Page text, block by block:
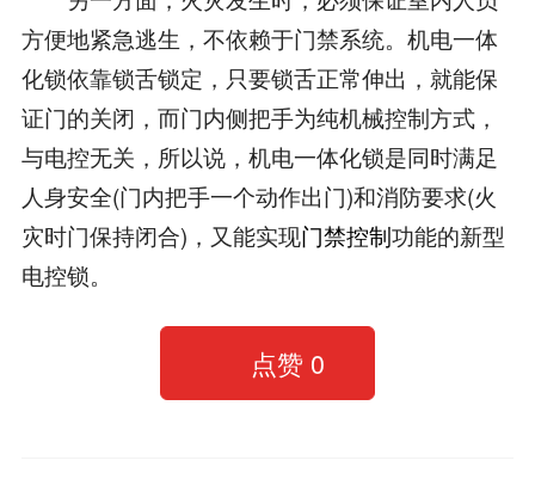
方便地紧急逃生，不依赖于门禁系统。机电一体
化锁依靠锁舌锁定，只要锁舌正常伸出，就能保
证门的关闭，而门内侧把手为纯机械控制方式，
与电控无关，所以说，机电一体化锁是同时满足
人身安全(门内把手一个动作出门)和消防要求(火
灾时门保持闭合)，又能实现门禁控制功能的新型
电控锁。
点赞 0